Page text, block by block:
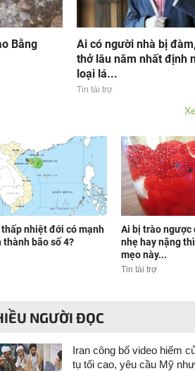
Bằng
Ai có người nhà bị
thở lâu năm nhất định
loại lá...
Tin tài trợ
thấp nhiệt đới có mạnh
thành bão số 4?
Ai bị trào ngược
nhẹ hay nặng
mẹo này...
Tin tài trợ
NGƯỜI ĐỌC
Iran công bố video hiếm
tụ tối cao, yêu cầu Mỹ